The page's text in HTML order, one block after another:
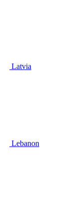
Latvia
Lebanon